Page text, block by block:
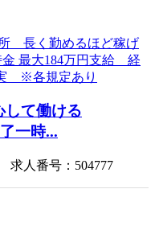
して働ける
一時...
人番号：504777